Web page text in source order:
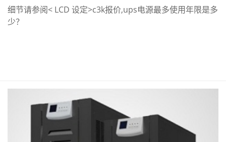
细节请参阅< LCD 设定>c3k报价,ups电源最多使用年限是多
少？